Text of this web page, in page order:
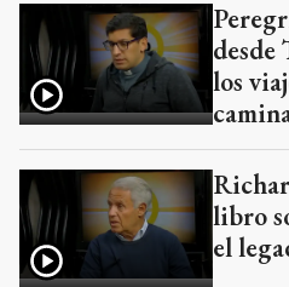
desde
los
libro
el